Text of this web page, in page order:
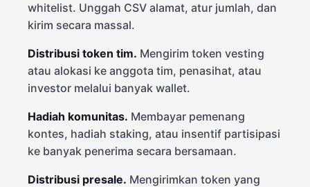
whitelist. Unggah CSV alamat, atur jumlah, dan
kirim secara massal.
Distribusi token tim. Mengirim token vesting
atau alokasi ke anggota tim, penasihat, atau
investor melalui banyak wallet.
Hadiah komunitas. Membayar pemenang
kontes, hadiah staking, atau insentif partisipasi
ke banyak penerima secara bersamaan.
Distribusi presale. Mengirimkan token yang